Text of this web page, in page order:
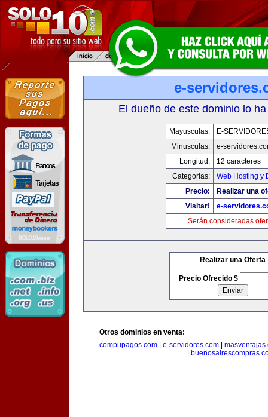
e-
El dueño de este dominio lo
Mayusculas:
E-
Minusculas:
e-
Longitud:
12 caracteres
Categorias:
Web Hosting y
Precio:
Realizar una
Visitar!
e-
Serán consideradas
Realizar una Oferta
Precio Ofrecido $
Otros dominios en venta:
compupagos.com
e-servidores.com